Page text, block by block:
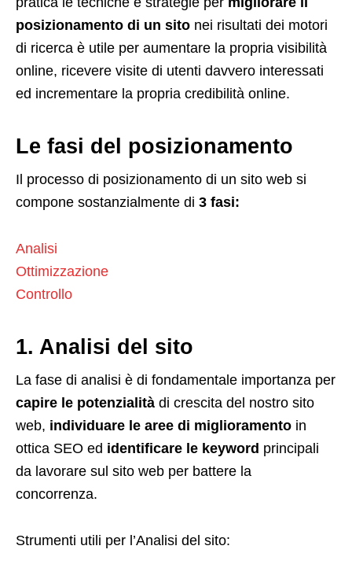
posizionamento di un sito nei risultati dei motori
di ricerca è utile per aumentare la propria visibilità
online, ricevere visite di utenti davvero interessati
ed incrementare la propria credibilità online.
Le fasi del posizionamento
Il processo di posizionamento di un sito web si
compone sostanzialmente di 3 fasi:
Analisi
Ottimizzazione
Controllo
1. Analisi del sito
La fase di analisi è di fondamentale importanza per
capire le potenzialità di crescita del nostro sito
web, individuare le aree di miglioramento in
ottica SEO ed identificare le keyword principali
da lavorare sul sito web per battere la
concorrenza.
Strumenti utili per l’Analisi del sito: